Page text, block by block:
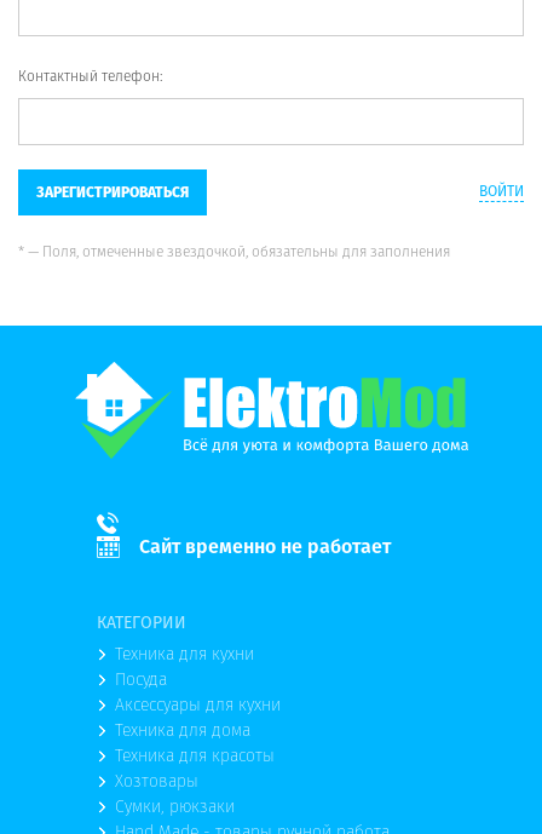
Контактный телефон:
ЗАРЕГИСТРИРОВАТЬСЯ ВОЙТИ
* — Поля, отмеченные звездочкой, обязательны для заполнения
Сайт временно не работает
КАТЕГОРИИ
Техника для кухни
Посуда
Аксессуары для кухни
Техника для дома
Техника для красоты
Хозтовары
Сумки, рюкзаки